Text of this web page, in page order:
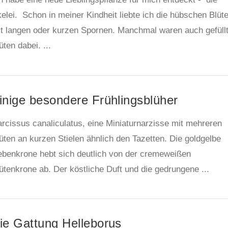
Schon in meiner Kindheit liebte ich die hübschen
langen oder kurzen Spornen. Manchmal waren auch
dabei. ...
besondere Frühlingsblüher
canaliculatus, eine Miniaturnarzisse mit mehreren
an kurzen Stielen ähnlich den Tazetten. Die goldgelbe
hebt sich deutlich von der cremeweißen
ab. Der köstliche Duft und die gedrungene ...
Gattung Helleborus